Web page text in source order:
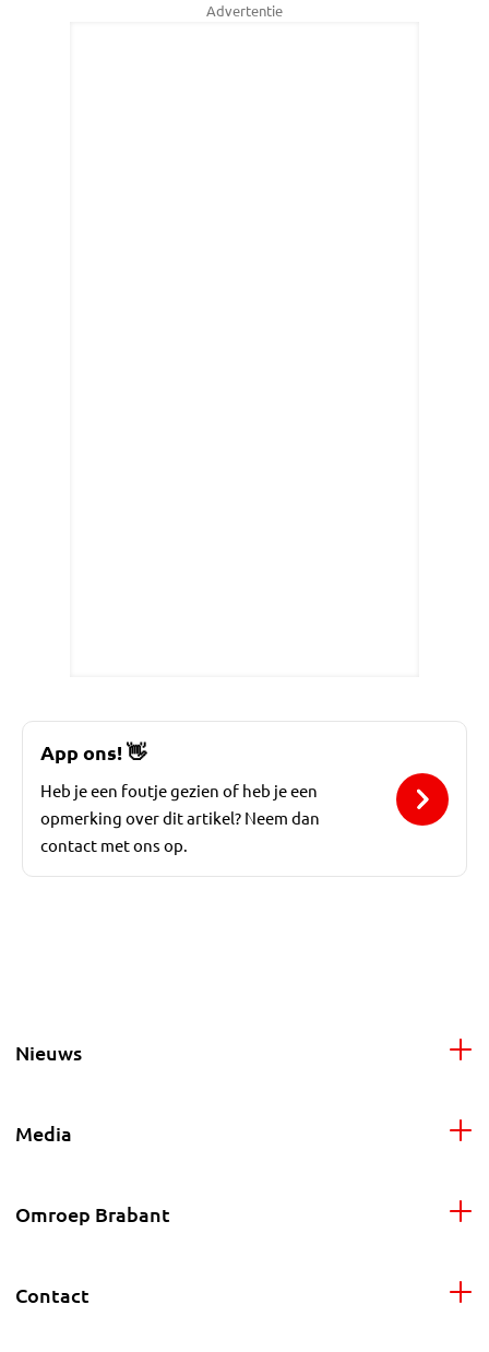
Advertentie
App ons!👋
Heb je een foutje gezien of heb je een
opmerking over dit artikel? Neem dan
contact met ons op.
Nieuws
Media
Omroep Brabant
Contact